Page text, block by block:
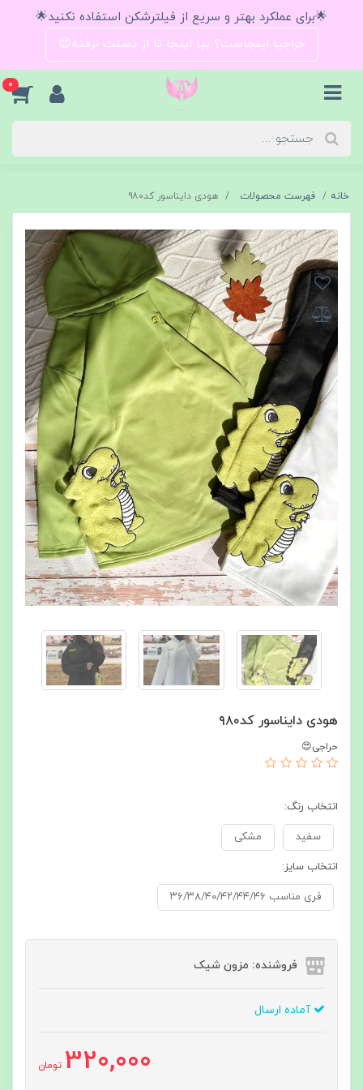
🌟برای عملکرد بهتر و سریع از فیلترشکن استفاده نکنید🌟
حراجیا اینجاست؟ بیا اینجا تا از دستت نرفته😍
0
خانه فهرست محصولات هودی دایناسور کد۹۸۰
هودی دایناسور کد۹۸۰
حراجی😍
انتخاب رنگ:
سفید مشکی
انتخاب سایز:
فری مناسب ۳۶/۳۸/۴۰/۴۲/۴۴/۴۶
فروشنده: مزون شیک
آماده ارسال
320,000 تومان